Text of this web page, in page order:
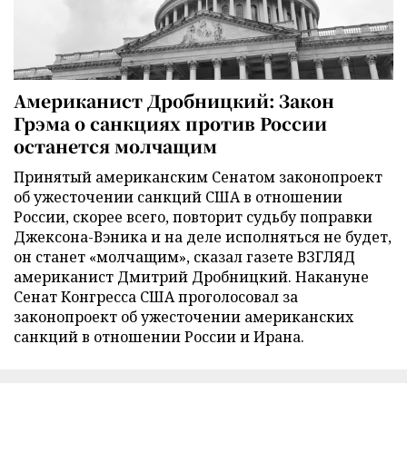
Американист Дробницкий: Закон
Грэма о санкциях против России
останется молчащим
Принятый американским Сенатом законопроект
об ужесточении санкций США в отношении
России, скорее всего, повторит судьбу поправки
Джексона-Вэника и на деле исполняться не будет,
он станет «молчащим», сказал газете ВЗГЛЯД
американист Дмитрий Дробницкий. Накануне
Сенат Конгресса США проголосовал за
законопроект об ужесточении американских
санкций в отношении России и Ирана.